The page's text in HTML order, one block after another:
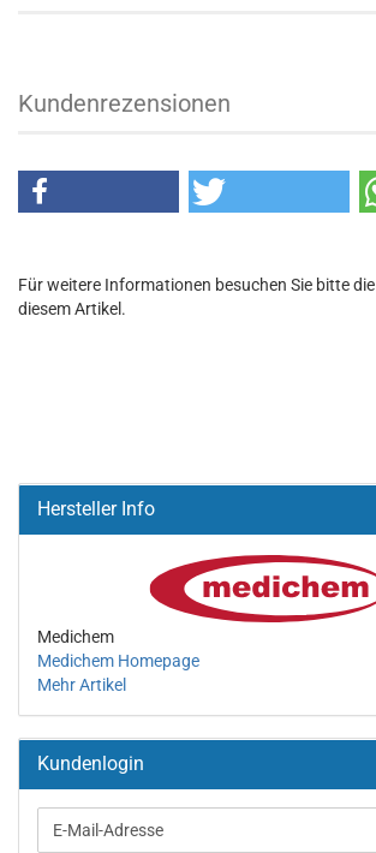
Kundenrezensionen
Für weitere Informationen besuchen Sie bitte die
diesem Artikel.
Hersteller Info
Medichem
Medichem Homepage
Mehr Artikel
Kundenlogin
E-